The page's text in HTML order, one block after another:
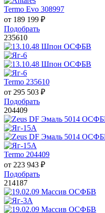
Termo Evo 308997
от 189 199 ₽
Подобрать
235610
Termo 235610
от 295 503 ₽
Подобрать
204409
Termo 204409
от 223 943 ₽
Подобрать
214187